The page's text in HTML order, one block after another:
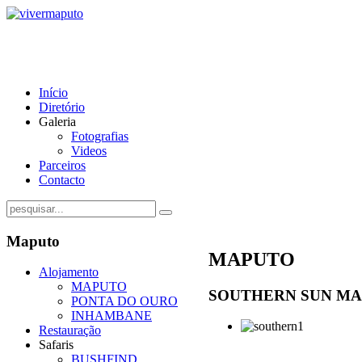
Início
Diretório
Galeria
Fotografias
Videos
Parceiros
Contacto
MAPUTO
SOUTHERN SUN
Maputo
Alojamento
MAPUTO
PONTA DO OURO
INHAMBANE
Restauração
Safaris